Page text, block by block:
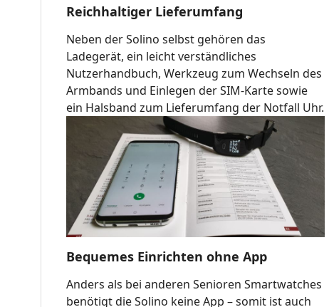
Reichhaltiger Lieferumfang
Neben der Solino selbst gehören das
Ladegerät, ein leicht verständliches
Nutzerhandbuch, Werkzeug zum Wechseln des
Armbands und Einlegen der SIM-Karte sowie
ein Halsband zum Lieferumfang der Notfall Uhr.
Bequemes Einrichten ohne App
Anders als bei anderen Senioren Smartwatches
benötigt die Solino keine App – somit ist auch